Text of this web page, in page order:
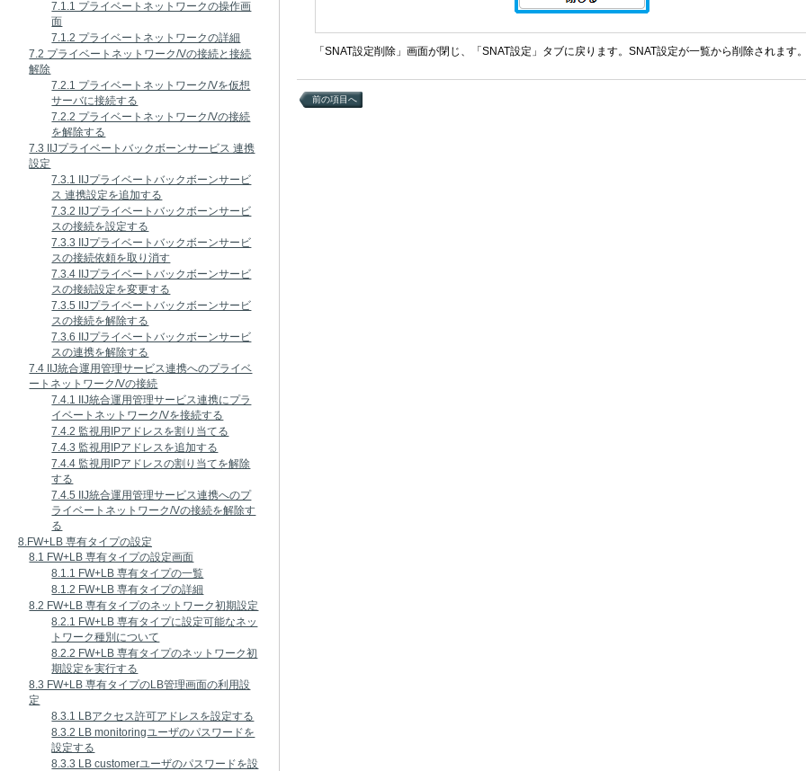
7.1.1 プライベートネットワークの操作画
面
7.1.2 プライベートネットワークの詳細
7.2 プライベートネットワーク/Vの接続と接続
解除
7.2.1 プライベートネットワーク/Vを仮想
サーバに接続する
7.2.2 プライベートネットワーク/Vの接続
を解除する
7.3 IIJプライベートバックボーンサービス 連携
設定
7.3.1 IIJプライベートバックボーンサービ
ス 連携設定を追加する
7.3.2 IIJプライベートバックボーンサービ
スの接続を設定する
7.3.3 IIJプライベートバックボーンサービ
スの接続依頼を取り消す
7.3.4 IIJプライベートバックボーンサービ
スの接続設定を変更する
7.3.5 IIJプライベートバックボーンサービ
スの接続を解除する
7.3.6 IIJプライベートバックボーンサービ
スの連携を解除する
7.4 IIJ統合運用管理サービス連携へのプライベ
ートネットワーク/Vの接続
7.4.1 IIJ統合運用管理サービス連携にプラ
イベートネットワーク/Vを接続する
7.4.2 監視用IPアドレスを割り当てる
7.4.3 監視用IPアドレスを追加する
7.4.4 監視用IPアドレスの割り当てを解除
する
7.4.5 IIJ統合運用管理サービス連携へのプ
ライベートネットワーク/Vの接続を解除す
る
8.FW+LB 専有タイプの設定
8.1 FW+LB 専有タイプの設定画面
8.1.1 FW+LB 専有タイプの一覧
8.1.2 FW+LB 専有タイプの詳細
8.2 FW+LB 専有タイプのネットワーク初期設定
8.2.1 FW+LB 専有タイプに設定可能なネッ
トワーク種別について
8.2.2 FW+LB 専有タイプのネットワーク初
期設定を実行する
8.3 FW+LB 専有タイプのLB管理画面の利用設
定
8.3.1 LBアクセス許可アドレスを設定する
8.3.2 LB monitoringユーザのパスワードを
設定する
8.3.3 LB customerユーザのパスワードを設
「SNAT設定削除」画面が閉じ、「SNAT設定」タブに戻ります。SNAT設定が一覧から削除されます
前の項目へ